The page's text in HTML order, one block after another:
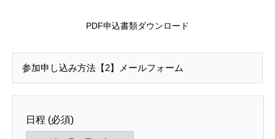
PDF申込書類ダウンロード
参加申し込み方法【2】メールフォーム
日程 (必須)